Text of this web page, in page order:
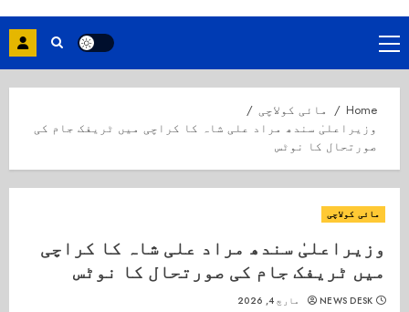
Primary
Menu
Home
مائی کولاچی
وزیراعلیٰ سندھ مراد علی شاہ کا کراچی میں ٹریفک جام کی
صورتحال کا نوٹس
مائی کولاچی
وزیراعلیٰ سندھ مراد علی شاہ کا کراچی
میں ٹریفک جام کی صورتحال کا نوٹس
NEWS DESK مارچ 4, 2026